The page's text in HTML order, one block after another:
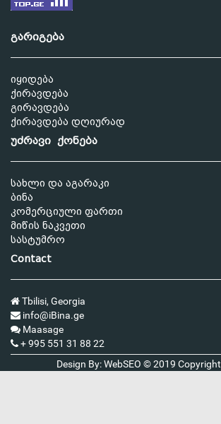
გარიგება
იყიდება
ქირავდება
გირავდება
ქირავდება დღიურად
უძრავი ქონება
სახლი და აგარაკი
ბინა
კომერციული ფართი
მიწის ნაკვეთი
სასტუმრო
Contact
Tbilisi, Georgia
info@iBina.ge
Maasage
+ 995 551 31 88 22
Design By: WebSEO © 2019 Copyright